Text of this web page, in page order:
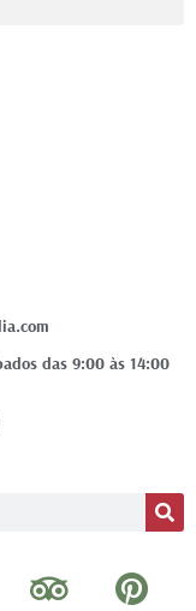
das 9:00 às 14:00
T
P